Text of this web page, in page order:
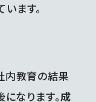
ます。
内教育の結果
なります。成